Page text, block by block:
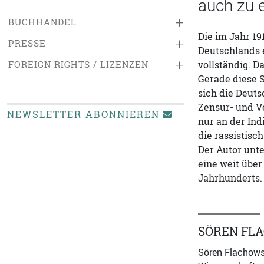
+
BUCHHANDEL
+
PRESSE
+
FOREIGN RIGHTS / LIZENZEN
NEWSLETTER ABONNIEREN
auch zu
Die im Jahr
Deutschlands
vollständig.
Gerade diese
sich die
Zensur- und
nur an der
die
Der Autor
eine weit
Jahrhunderts.
SÖREN
Sören